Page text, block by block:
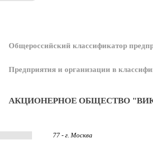
Общероссийский классификатор
Предприятия и организации в
АКЦИОНЕРНОЕ ОБЩЕСТВО
77 - г. Москва